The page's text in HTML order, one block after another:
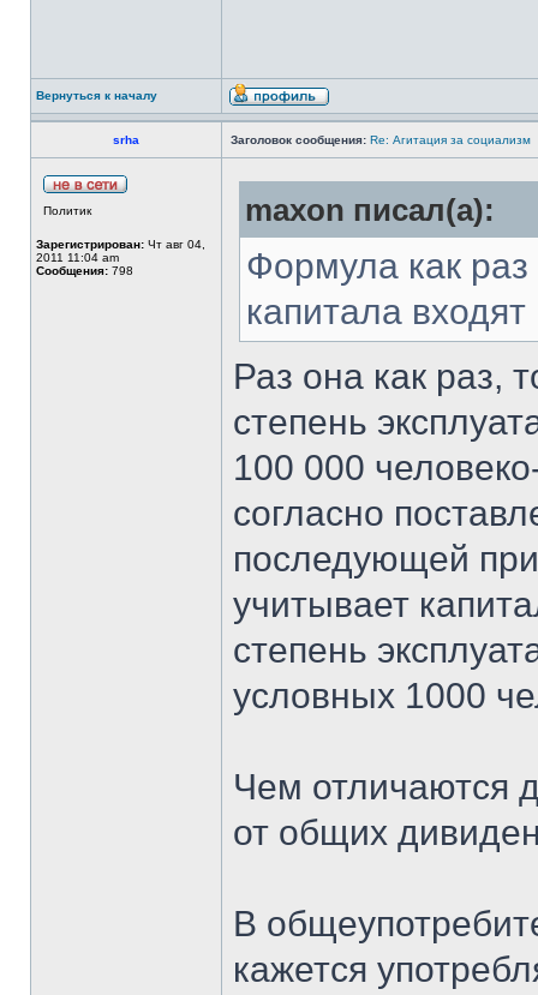
Вернуться к началу
srha Заголовок сообщения: Re: Агитация за социализм
Политик
Зарегистрирован: Чт авг 04,
2011 11:04 am
Сообщения: 798
maxon писал(а):
Формула как
капитала
Раз она как раз,
степень
100 000
согласно
последующей
учитывает
степень
условных 1000
Чем отличаются
от общих
В
кажется